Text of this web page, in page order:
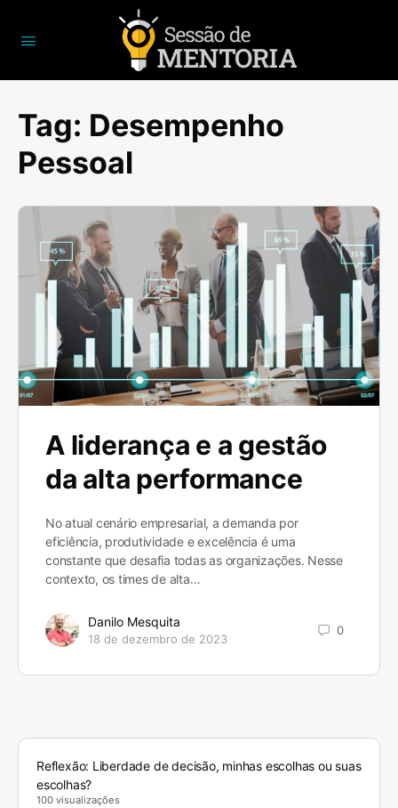
Tag: Desempenho
Pessoal
A liderança e a gestão
da alta performance
No atual cenário empresarial, a demanda por
eficiência, produtividade e excelência é uma
constante que desafia todas as organizações. Nesse
contexto, os times de alta…
Danilo Mesquita
18 de dezembro de 2023
0
Reflexão: Liberdade de decisão, minhas escolhas ou suas
escolhas?
100 visualizações